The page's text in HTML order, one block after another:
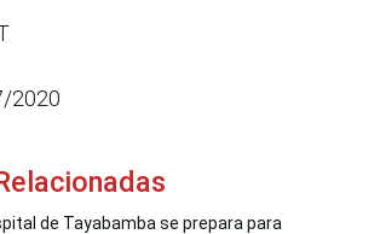
2020
de Tayabamba se prepara para